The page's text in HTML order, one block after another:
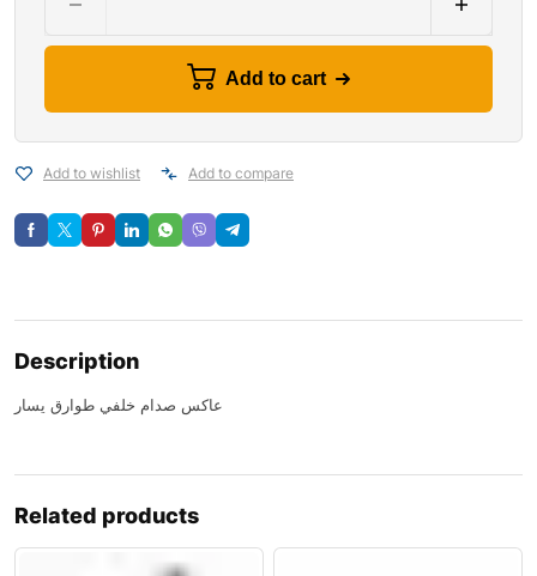
Add to cart
Add to wishlist Add to compare
Description
عاكس صدام خلفي طوارق يسار
Related products